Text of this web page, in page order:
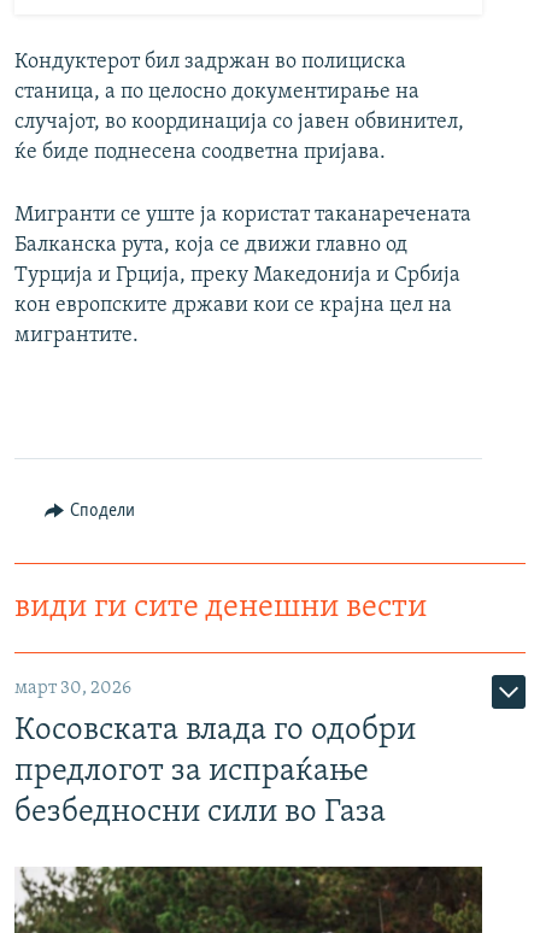
Кондуктерот бил задржан во полициска
станица, а по целосно документирање на
случајот, во координација со јавен обвинител,
ќе биде поднесена соодветна пријава.
Мигранти се уште ја користат таканаречената
Балканска рута, која се движи главно од
Турција и Грција, преку Македонија и Србија
кон европските држави кои се крајна цел на
мигрантите.
Сподели
види ги сите денешни вести
март 30, 2026
Косовската влада го одобри
предлогот за испраќање
безбедносни сили во Газа